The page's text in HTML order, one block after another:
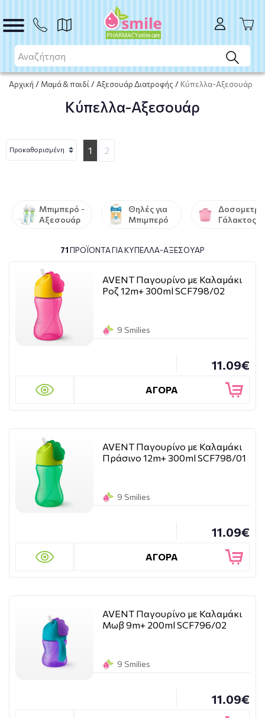
Αρχική / Μαμά & παιδί / Αξεσουάρ Διατροφής / Κύπελλα-Αξεσουάρ
Κύπελλα-Αξεσουάρ
1 2
Μπιμπερό -
Αξεσουάρ
Θηλές για
Μπιμπερό
Γάλακτος
71ΠΡΟΪΌΝΤΑ ΓΙΑ ΚΎΠΕΛΛΑ-ΑΞΕΣΟΥΆΡ
AVENT Παγουρίνο με Καλαμάκι
Ροζ 12m+ 300ml SCF798/02
9 Smilies
11.09€
ΑΓΟΡΑ
AVENT Παγουρίνο με Καλαμάκι
Πράσινο 12m+ 300ml SCF798/01
9 Smilies
11.09€
ΑΓΟΡΑ
AVENT Παγουρίνο με Καλαμάκι
Μωβ 9m+ 200ml SCF796/02
9 Smilies
11.09€